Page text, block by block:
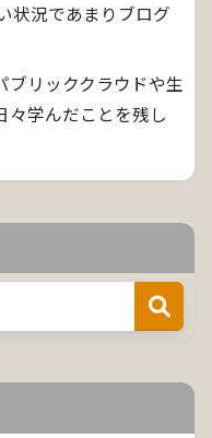
状況であまりブログ
ブリッククラウドや生
々学んだことを残し